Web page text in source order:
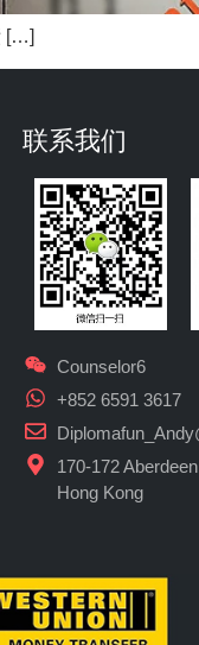
[…]
联系我们
Counselor6
+852 6591 3617
170-172
Hong Kong